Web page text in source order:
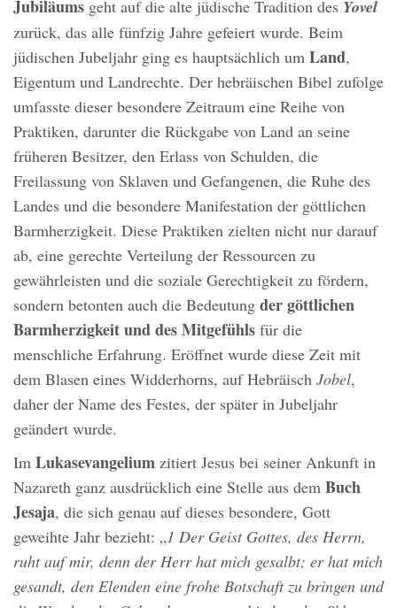
Jubiläums geht auf die alte jüdische Tradition des Yovel
zurück, das alle fünfzig Jahre gefeiert wurde. Beim
jüdischen Jubeljahr ging es hauptsächlich um Land,
Eigentum und Landrechte. Der hebräischen Bibel zufolge
umfasste dieser besondere Zeitraum eine Reihe von
Praktiken, darunter die Rückgabe von Land an seine
früheren Besitzer, den Erlass von Schulden, die
Freilassung von Sklaven und Gefangenen, die Ruhe des
Landes und die besondere Manifestation der göttlichen
Barmherzigkeit. Diese Praktiken zielten nicht nur darauf
ab, eine gerechte Verteilung der Ressourcen zu
gewährleisten und die soziale Gerechtigkeit zu fördern,
sondern betonten auch die Bedeutung der göttlichen
Barmherzigkeit und des Mitgefühls für die
menschliche Erfahrung. Eröffnet wurde diese Zeit mit
dem Blasen eines Widderhorns, auf Hebräisch Jobel,
daher der Name des Festes, der später in Jubeljahr
geändert wurde.
Im Lukasevangelium zitiert Jesus bei seiner Ankunft in
Nazareth ganz ausdrücklich eine Stelle aus dem Buch
Jesaja, die sich genau auf dieses besondere, Gott
geweihte Jahr bezieht: „1 Der Geist Gottes, des Herrn,
ruht auf mir, denn der Herr hat mich gesalbt; er hat mich
gesandt, den Elenden eine frohe Botschaft zu bringen und